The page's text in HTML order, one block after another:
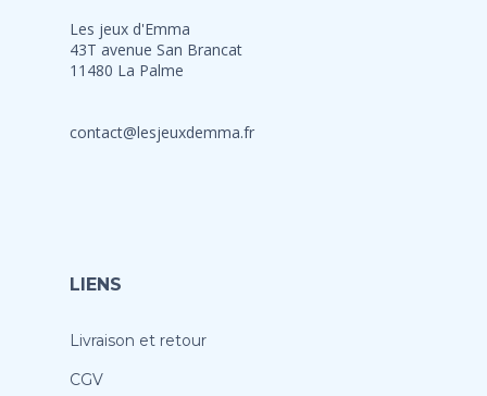
Les jeux d'Emma
43T avenue San Brancat
11480 La Palme
contact@lesjeuxdemma.fr
LIENS
Livraison et retour
CGV